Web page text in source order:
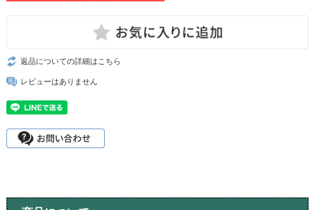
返品についての詳細はこちら
レビューはありません